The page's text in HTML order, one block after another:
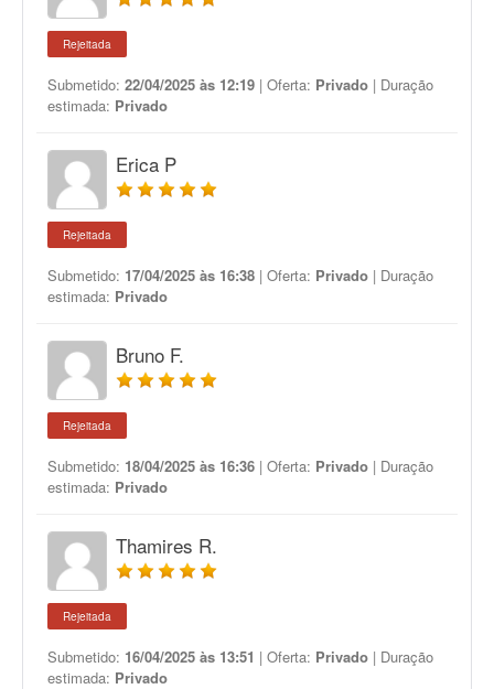
Rejeitada
Submetido: 22/04/2025 às 12:19 | Oferta: Privado | Duração
estimada: Privado
Erica P
Rejeitada
Submetido: 17/04/2025 às 16:38 | Oferta: Privado | Duração
estimada: Privado
Bruno F.
Rejeitada
Submetido: 18/04/2025 às 16:36 | Oferta: Privado | Duração
estimada: Privado
Thamires R.
Rejeitada
Submetido: 16/04/2025 às 13:51 | Oferta: Privado | Duração
estimada: Privado